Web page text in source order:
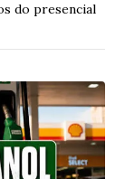
do presencial